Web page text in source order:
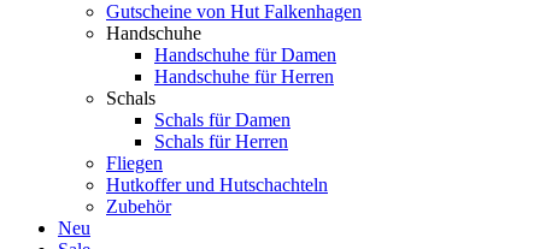
Gutscheine von Hut Falkenhagen
Handschuhe
Handschuhe für Damen
Handschuhe für Herren
Schals
Schals für Damen
Schals für Herren
Fliegen
Hutkoffer und Hutschachteln
Zubehör
Neu